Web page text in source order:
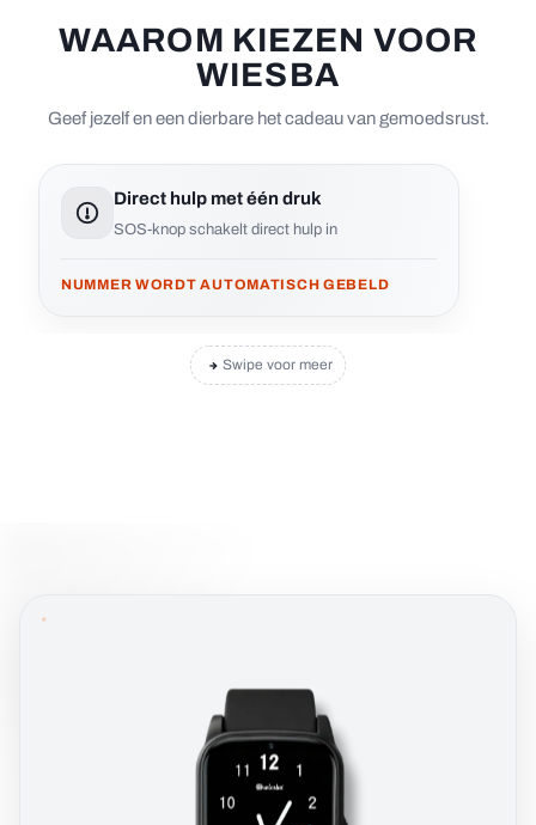
WAAROM KIEZEN VOOR
WIESBA
Geef jezelf en een dierbare het cadeau van gemoedsrust.
Direct hulp met één druk
SOS-knop schakelt direct hulp in
NUMMER WORDT AUTOMATISCH GEBELD
Swipe voor meer